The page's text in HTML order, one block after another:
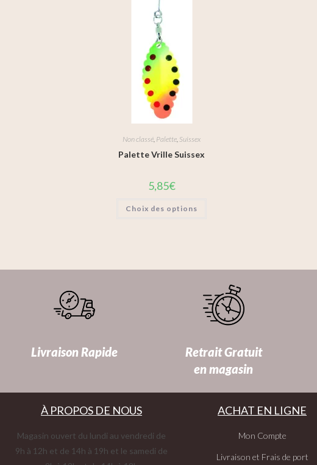
Non classé, Palette, Suissex
Palette Vrille Suissex
5,85€
Choix des options
Livraison Rapide
Retrait Gratuit
en magasin
À PROPOS DE NOUS
Magasin ouvert du lundi au vendredi de
9h à 12h et de 14h à 19h et le samedi de
ACHAT EN LIGNE
Mon Compte
Livraison et Frais de port